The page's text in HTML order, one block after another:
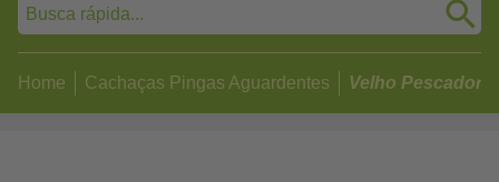
Home Cachaças Pingas Aguardentes Velho Pescador